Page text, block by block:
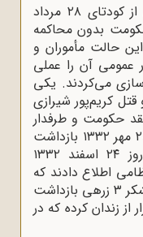
در دوره پهلوی دوم به ویژه پس از کودتای ۲۸ مرداد
حکومت بدون محاکمه
حالت مأموران و
عمومی آن را عملی
می‌کردند. یکی
کریم‌پور شیرازی
حکومت و طرفدار
دکتر مصدق و نهضت نفت بود، در ۲۶ مهر ۱۳۳۲ بازداشت
شد و تحت شکنجه قرار گرفت. روز ۲۴ اسفند ۱۳۳۲
اطلاع دادند که
دیشب کریم‌پور شیرازی که در مرکز لشکر ٣ زرهی بازداشت
از زندان کرده که در